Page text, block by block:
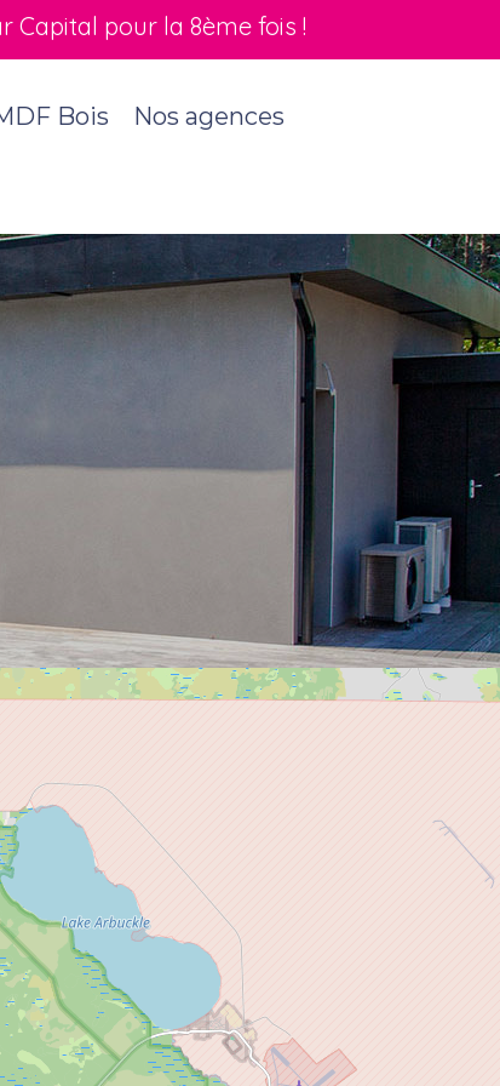
Capital pour la 8ème fois !
Bois Nos agences